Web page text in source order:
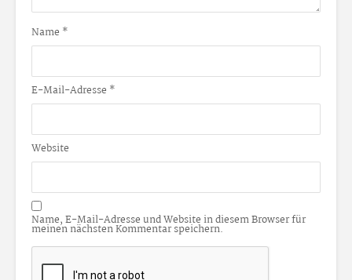
Name *
E-Mail-Adresse *
Website
Name, E-Mail-Adresse und Website in diesem Browser für
meinen nächsten Kommentar speichern.